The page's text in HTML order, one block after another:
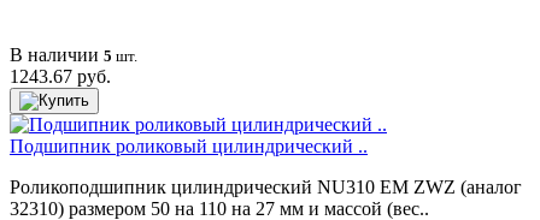
В наличии 5 шт.
1243.67 руб.
Подшипник роликовый цилиндрический ..
Роликоподшипник цилиндрический NU310 EM ZWZ (аналог
32310) размером 50 на 110 на 27 мм и массой (вес..